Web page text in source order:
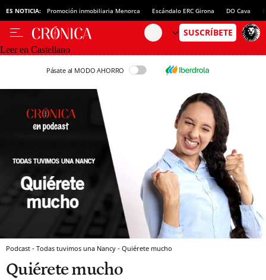
ES NOTICIA: Promoción inmobiliaria Menorca Escándalo ERC Girona DO Cava
Leer en Castellano
Pásate al MODO AHORRO
Podcast - Todas tuvimos una Nancy - Quiérete mucho
Quiérete mucho